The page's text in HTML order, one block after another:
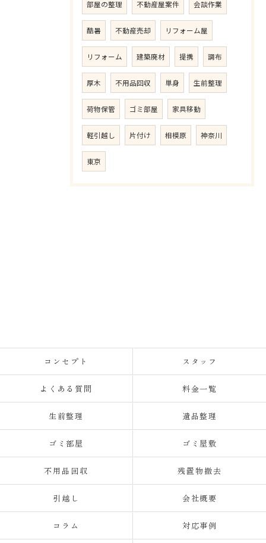
部屋の整理 不動産屋案件 会談作業
酷暑 不動産売却 リフォーム屋
リフォーム 建築廃材 提携 調布
厚木 不用品回収 単身 生前整理
荷物保管 ゴミ部屋 家具移動
軽引越し 片付け 相模原 神奈川
東京
コンセプト スタッフ
よくある質問 料金一覧
生前整理 遺品整理
ゴミ部屋 ゴミ屋敷
不用品回収 残置物撤去
引越し 会社概要
コラム 対応事例